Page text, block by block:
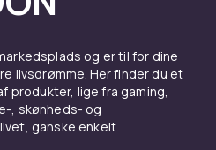
løsningerne her.
til de første
eller noget ekstra
babygavesæt,
og er til for dine
livsdrømme. Her finder du et
produkter, lige fra gaming,
, skønheds- og
ganske enkelt.